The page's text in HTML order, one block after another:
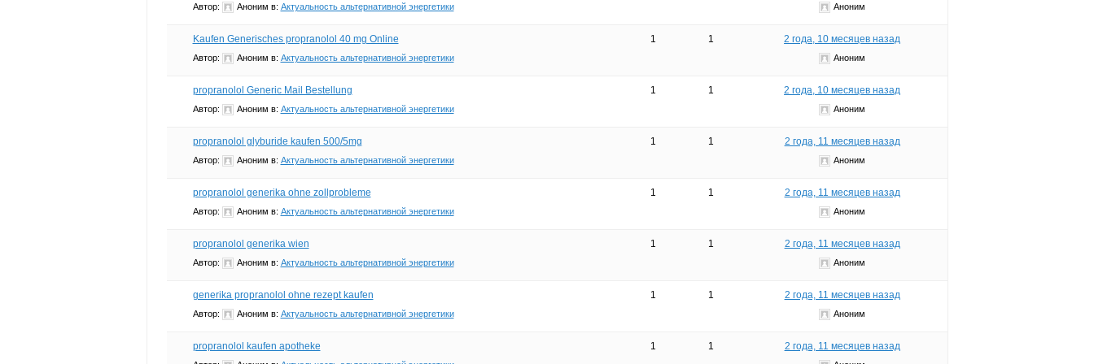
Автор: Аноним в: Актуальность альтернативной энергетики Аноним
Kaufen Generisches propranolol 40 mg Online
Автор: Аноним в: Актуальность альтернативной энергетики
1 1 2 года, 10 месяцев назад
Аноним
propranolol Generic Mail Bestellung
Автор: Аноним в: Актуальность альтернативной энергетики
1 1 2 года, 10 месяцев назад
Аноним
propranolol glyburide kaufen 500/5mg
Автор: Аноним в: Актуальность альтернативной энергетики
1 1 2 года, 11 месяцев назад
Аноним
propranolol generika ohne zollprobleme
Автор: Аноним в: Актуальность альтернативной энергетики
1 1 2 года, 11 месяцев назад
Аноним
propranolol generika wien
Автор: Аноним в: Актуальность альтернативной энергетики
1 1 2 года, 11 месяцев назад
Аноним
generika propranolol ohne rezept kaufen
Автор: Аноним в: Актуальность альтернативной энергетики
1 1 2 года, 11 месяцев назад
Аноним
propranolol kaufen apotheke 1 1 2 года, 11 месяцев назад